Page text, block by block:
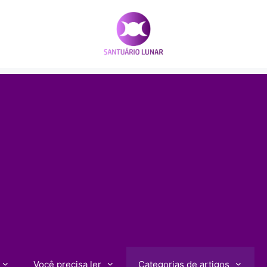
Você precisa ler Categorias de artigos